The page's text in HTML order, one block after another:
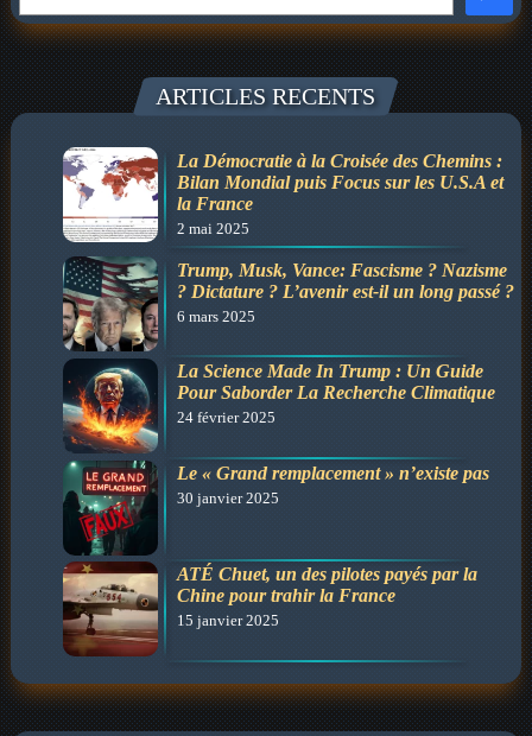
Groenland,
Panama…
Qui
sera
prochain
pays
menacé
?
ARTICLES RECENTS
La Démocratie à la Croisée des Chemins :
Bilan Mondial puis Focus sur les U.S.A et
la France
2 mai 2025
Trump, Musk, Vance: Fascisme ? Nazisme
? Dictature ? L’avenir est-il un long passé ?
6 mars 2025
La Science Made In Trump : Un Guide
Pour Saborder La Recherche Climatique
24 février 2025
Le « Grand remplacement » n’existe pas
30 janvier 2025
ATÉ Chuet, un des pilotes payés par la
Chine pour trahir la France
15 janvier 2025